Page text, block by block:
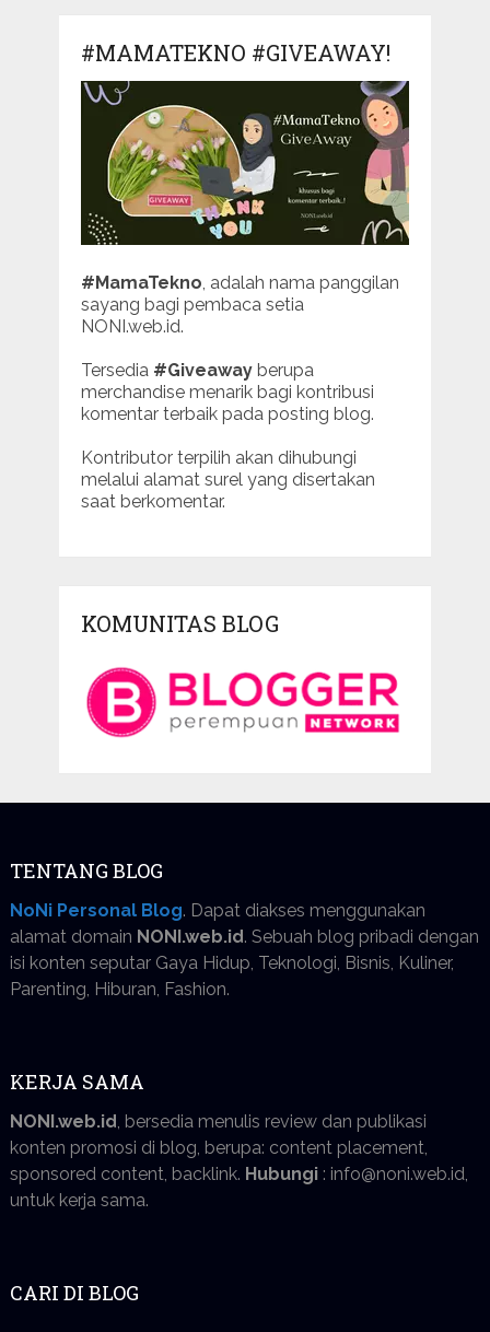
#MAMATEKNO #GIVEAWAY!
#MamaTekno, adalah nama panggilan
sayang bagi pembaca setia
NONI.web.id.
Tersedia #Giveawayberupa
merchandise menarik bagi kontribusi
komentar terbaik pada posting blog.
Kontributor terpilih akan dihubungi
melalui alamat surel yang disertakan
saat berkomentar.
KOMUNITAS BLOG
TENTANG BLOG
NoNi Personal Blog. Dapat diakses menggunakan
alamat domain NONI.web.id. Sebuah blog pribadi dengan
isi konten seputar Gaya Hidup, Teknologi, Bisnis, Kuliner,
Parenting, Hiburan, Fashion.
KERJA SAMA
NONI.web.id , bersedia menulis review dan publikasi
konten promosi di blog, berupa: content placement,
sponsored content, backlink. Hubungi: info@noni.web.id,
untuk kerja sama.
CARI DI BLOG